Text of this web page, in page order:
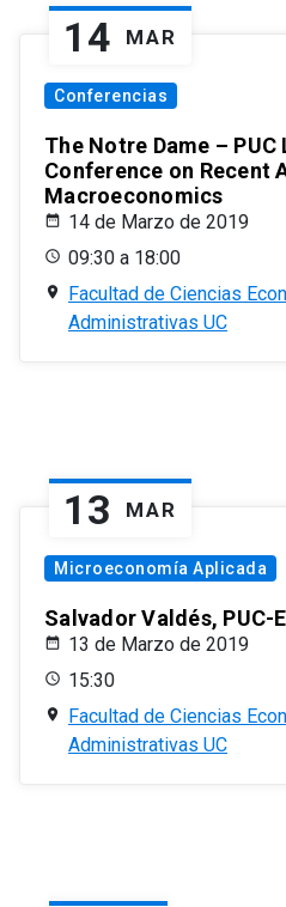
14 MAR
Conferencias
The Notre Dame – PUC
Conference on Recent
Macroeconomics
14 de Marzo de 2019
09:30 a 18:00
Facultad de Ciencias
Administrativas UC
13 MAR
Microeconomía Aplicada
Salvador Valdés, PUC-
13 de Marzo de 2019
15:30
Facultad de Ciencias
Administrativas UC